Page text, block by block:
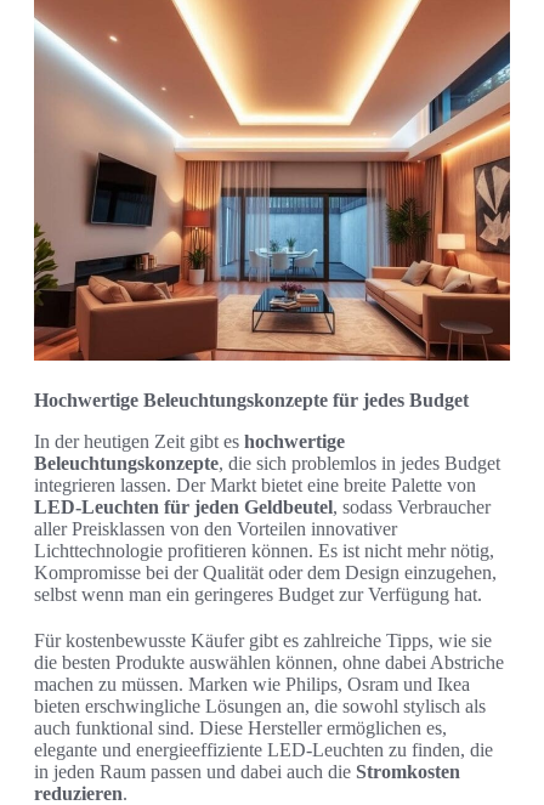
Hochwertige Beleuchtungskonzepte für jedes Budget
In der heutigen Zeit gibt es hochwertige
Beleuchtungskonzepte, die sich problemlos in jedes Budget
integrieren lassen. Der Markt bietet eine breite Palette von
LED-Leuchten für jeden Geldbeutel, sodass Verbraucher
aller Preisklassen von den Vorteilen innovativer
Lichttechnologie profitieren können. Es ist nicht mehr nötig,
Kompromisse bei der Qualität oder dem Design einzugehen,
selbst wenn man ein geringeres Budget zur Verfügung hat.
Für kostenbewusste Käufer gibt es zahlreiche Tipps, wie sie
die besten Produkte auswählen können, ohne dabei Abstriche
machen zu müssen. Marken wie Philips, Osram und Ikea
bieten erschwingliche Lösungen an, die sowohl stylisch als
auch funktional sind. Diese Hersteller ermöglichen es,
elegante und energieeffiziente LED-Leuchten zu finden, die
in jeden Raum passen und dabei auch die Stromkosten
reduzieren.